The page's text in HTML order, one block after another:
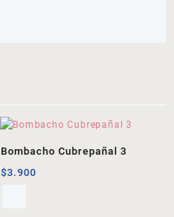
Bombacho Cubrepañal 3
$3.900